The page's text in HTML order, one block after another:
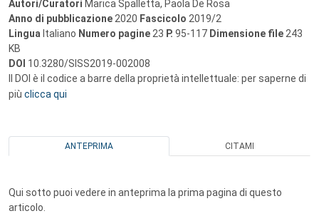
Autori/Curatori Marica Spalletta, Paola De Rosa
Anno di pubblicazione 2020 Fascicolo 2019/2
Lingua Italiano Numero pagine 23 P. 95-117 Dimensione file 243
KB
DOI 10.3280/SISS2019-002008
Il DOI è il codice a barre della proprietà intellettuale: per saperne di
più clicca qui
ANTEPRIMA CITAMI
Qui sotto puoi vedere in anteprima la prima pagina di questo
articolo.